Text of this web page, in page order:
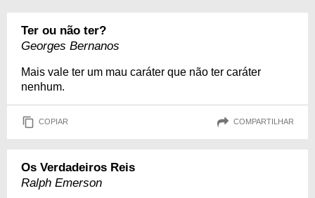
Ter ou não ter?
Georges Bernanos
Mais vale ter um mau caráter que não ter caráter
nenhum.
COPIAR COMPARTILHAR
Os Verdadeiros Reis
Ralph Emerson